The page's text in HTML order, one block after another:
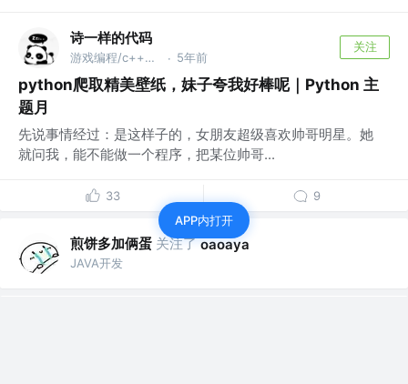
诗一样的代码
游戏编程/c++编程 · 5年前
关注
python爬取精美壁纸，妹子夸我好棒呢｜Python 主
题月
先说事情经过：是这样子的，女朋友超级喜欢帅哥明星。她
就问我，能不能做一个程序，把某位帅哥...
33 9
煎饼多加俩蛋 关注了 oaoaya
JAVA开发
APP内打开